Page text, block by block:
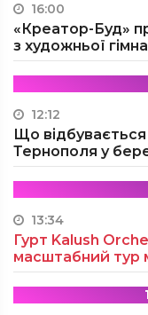
16:00
«Креатор-Буд»
з художньої
12:12
Що
Тернополя у
13:34
Гурт Kalush
масштабний тур